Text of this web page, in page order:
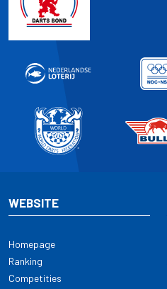
WEBSITE
Homepage
Ranking
Competities